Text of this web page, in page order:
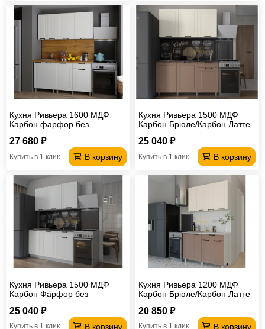
Кухня Ривьера 1600 МДФ
Карбон фарфор без
27 680 ₽
В корзину
Купить в 1 клик
Кухня Ривьера 1500 МДФ
Карбон Брюле/Карбон Латте
25 040 ₽
В корзину
Купить в 1 клик
Кухня Ривьера 1500 МДФ
Карбон Фарфор без
25 040 ₽
В корзину
Купить в 1 клик
Кухня Ривьера 1200 МДФ
Карбон Брюле/Карбон Латте
20 850 ₽
В корзину
Купить в 1 клик